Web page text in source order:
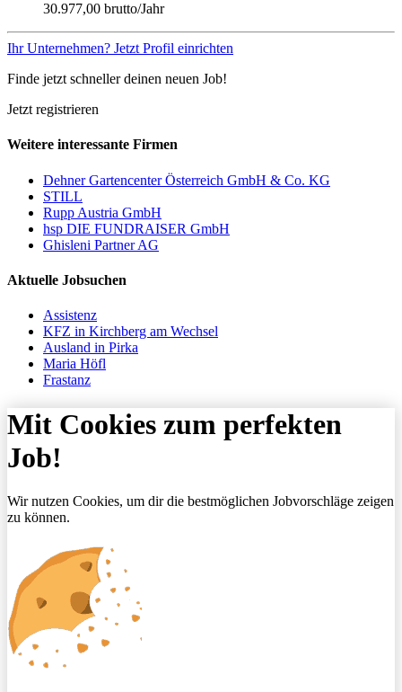
30.977,00 brutto/Jahr
Ihr Unternehmen? Jetzt Profil einrichten
Finde jetzt schneller deinen neuen Job!
Jetzt registrieren
Weitere interessante Firmen
Dehner Gartencenter Österreich GmbH & Co. KG
STILL
Rupp Austria GmbH
hsp DIE FUNDRAISER GmbH
Ghisleni Partner AG
Aktuelle Jobsuchen
Assistenz
KFZ in Kirchberg am Wechsel
Ausland in Pirka
Maria Höfl
Frastanz
Mit Cookies zum perfekten
Job!
Wir nutzen Cookies, um dir die bestmöglichen Jobvorschläge zeigen
zu können.